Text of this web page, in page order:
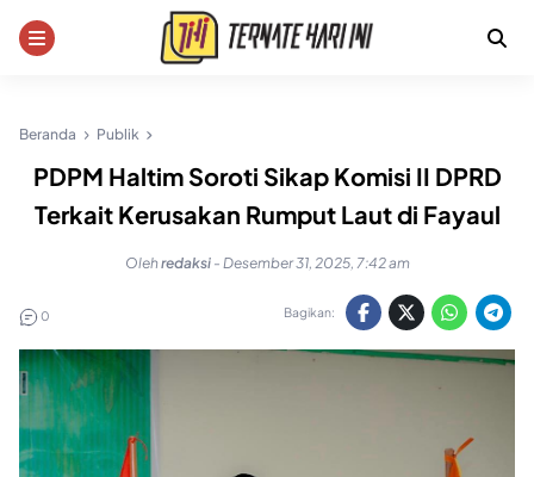
Beranda Publik
PDPM Haltim Soroti Sikap Komisi II DPRD
Terkait Kerusakan Rumput Laut di Fayaul
Olehredaksi - Desember 31, 2025, 7:42 am
0 Bagikan: